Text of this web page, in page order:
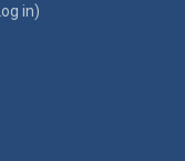
Log in)